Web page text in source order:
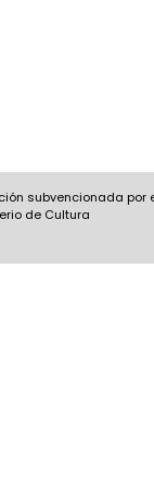
subvencionada por
de Cultura